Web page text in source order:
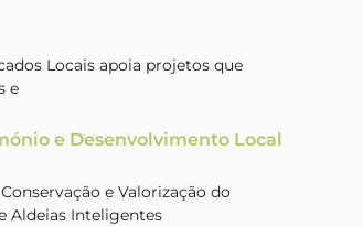
Locais apoia projetos que
e
e Desenvolvimento Local
e Valorização do
Aldeias Inteligentes